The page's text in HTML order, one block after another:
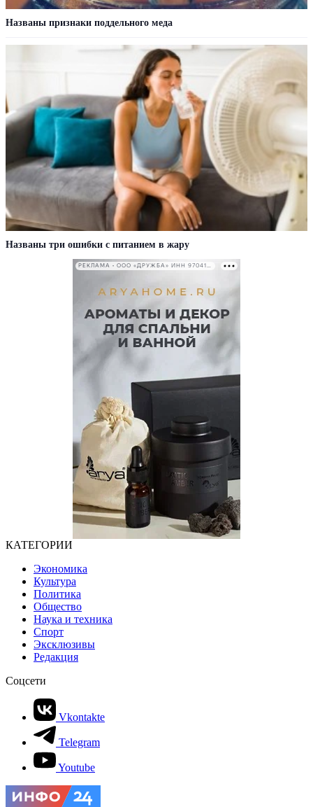
Названы признаки поддельного меда
Названы три ошибки с питанием в жару
РЕКЛАМА • ООО «ДРУЖБА» ИНН 9704146411
КАТЕГОРИИ
Экономика
Культура
Политика
Общество
Наука и техника
Спорт
Эксклюзивы
Редакция
Соцсети
Vkontakte
Telegram
Youtube